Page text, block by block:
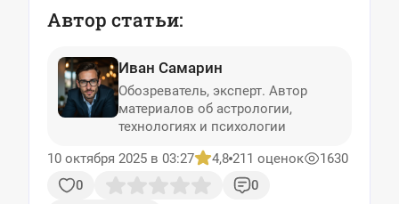
Автор статьи:
Иван Самарин
Обозреватель, эксперт. Автор
материалов об астрологии,
технологиях и психологии
10 октября 2025 в 03:27
4,8 211 оценок
1630
0
0